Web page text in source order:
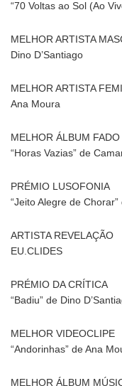
“70 Voltas ao Sol (Ao
MELHOR ARTISTA
Dino D’Santiago
MELHOR ARTISTA
Ana Moura
MELHOR ÁLBUM FADO
“Horas Vazias” de
PRÉMIO LUSOFONIA
“Jeito Alegre de
ARTISTA REVELAÇÃO
EU.CLIDES
PRÉMIO DA CRÍTICA
“Badiu” de Dino
MELHOR VIDEOCLIPE
“Andorinhas” de Ana
MELHOR ÁLBUM